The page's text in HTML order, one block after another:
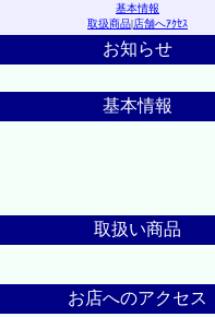
基本情報
取扱商品|店舗へｱｸｾｽ
お知らせ
基本情報
取扱い商品
お店へのアクセス